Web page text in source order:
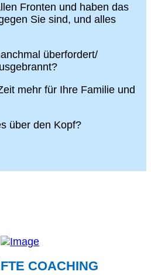
Fronten und haben das
Sie sind, und alles
überfordert/
mehr für Ihre Familie und
über den Kopf?
COACHING